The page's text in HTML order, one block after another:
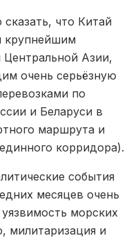
что Китай
крупнейшим
Азии,
очень серьёзную
по
и Беларуси в
маршрута и
корридора).
события
месяцев очень
морских
милитаризация и